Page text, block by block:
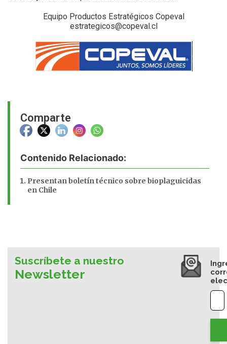
Comparte
Contenido Relacionado:
Presentan boletín técnico sobre bioplaguicidas
en Chile
Equipo Productos Estratégicos Copeval
estrategicos@copeval.cl
Suscríbete a nuestro
Newsletter